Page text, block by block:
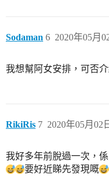
Sodaman 2020年05月
6
我想幫阿女安排，可否
RikiRis 2020年05月02
7
我好多年前脫過一次，
要好近睇先發現嘅